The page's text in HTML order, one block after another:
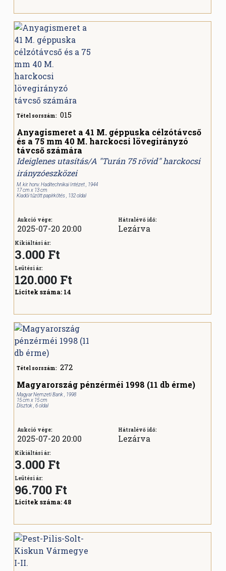
Tétel sorszám: 015
Anyagismeret a 41 M. géppuska célzótávcső
és a 75 mm 40 M. harckocsi lövegirányzó
távcső számára
Ideiglenes utasítás/A "Turán 75 rövid" harckocsi
irányzóeszközei
M. kir. honv. Haditechnikai Intézet , 1944
17 cm x 13 cm
Kiadói tűzött papírkötés , 132 oldal
Aukció vége:
2025-07-20 20:00
Hátralévő idő:
Lezárva
Kikiáltási ár:
3.000 Ft
Leütési ár:
120.000 Ft
Licitek száma: 14
Tétel sorszám: 272
Magyarország pénzérméi 1998 (11 db érme)
Magyar Nemzeti Bank , 1998
15 cm x 15 cm
Dísztok , 6 oldal
Aukció vége:
2025-07-20 20:00
Hátralévő idő:
Lezárva
Kikiáltási ár:
3.000 Ft
Leütési ár:
96.700 Ft
Licitek száma:48